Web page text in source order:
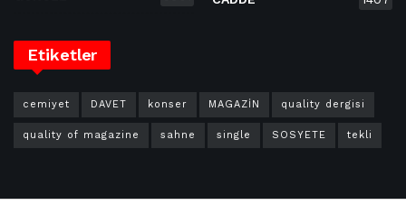
Etiketler
cemiyet DAVET konser MAGAZİN quality dergisi
quality of magazine sahne single SOSYETE tekli